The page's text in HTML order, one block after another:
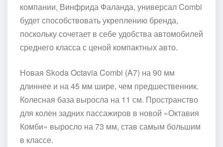
компании, Винфрида Фаланда, универсал Combi
будет способствовать укреплению бренда,
поскольку сочетает в себе удобства автомобилей
среднего класса с ценой компактных авто.
Новая Skoda Octavia Combi (A7) на 90 мм
длиннее и на 45 мм шире, чем предшественник.
Колесная база выросла на 11 см. Пространство
для колен задних пассажиров в новой «Октавия
Комби» выросло на 73 мм, став самым большим
в классе.